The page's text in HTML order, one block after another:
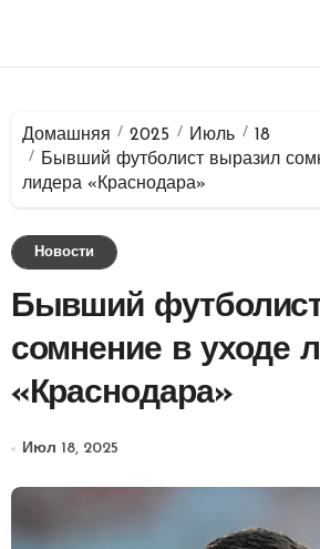
Домашняя 2025 Июль
18
Бывший футболист выразил
лидера «Краснодара»
Новости
Бывший
сомнение в уходе
«Краснодара»
Июл 18, 2025